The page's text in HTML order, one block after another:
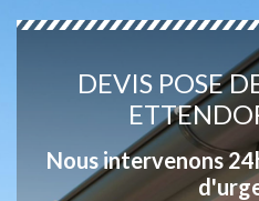
DEVIS POSE
Nous intervenons